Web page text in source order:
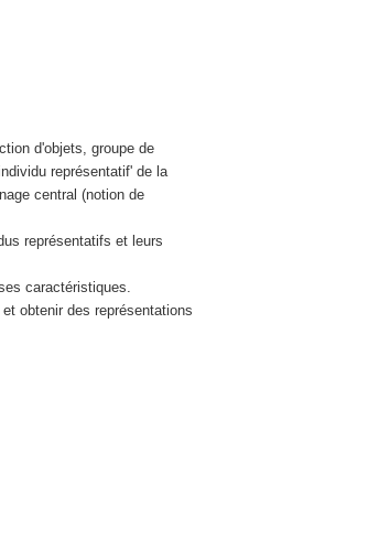
d'objets, groupe de
représentatif' de la
central (notion de
représentatifs et leurs
caractéristiques.
obtenir des représentations